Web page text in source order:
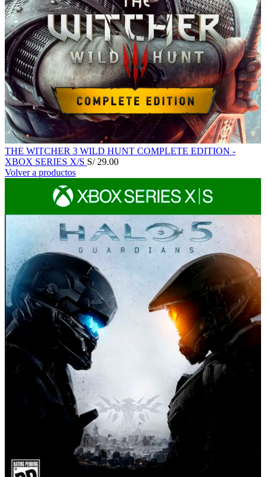
THE WITCHER 3 WILD HUNT COMPLETE EDITION -
XBOX SERIES X/S S/29.00
Volver a productos